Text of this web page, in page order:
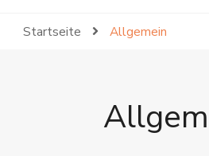
Startseite Allgemein